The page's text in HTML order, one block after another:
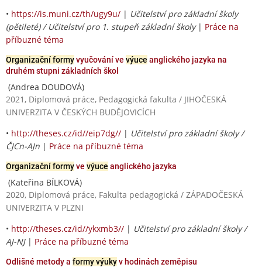
• https://is.muni.cz/th/ugy9u/ | Učitelství pro základní školy
(pětileté) / Učitelství pro 1. stupeň základní školy| Práce na
příbuzné téma
Organizační formyvyučování ve výuce anglického jazyka na
druhém stupni základních škol
(Andrea DOUDOVÁ)
2021, Diplomová práce, Pedagogická fakulta / JIHOČESKÁ
UNIVERZITA V ČESKÝCH BUDĚJOVICÍCH
• http://theses.cz/id//eip7dg// | Učitelství pro základní školy /
ČJCn-AJn | Práce na příbuzné téma
Organizační formyve výuce anglického jazyka
(Kateřina BÍLKOVÁ)
2020, Diplomová práce, Fakulta pedagogická / ZÁPADOČESKÁ
UNIVERZITA V PLZNI
• http://theses.cz/id//ykxmb3// | Učitelství pro základní školy /
AJ-NJ| Práce na příbuzné téma
Odlišné metody a formy výukyv hodinách zeměpisu